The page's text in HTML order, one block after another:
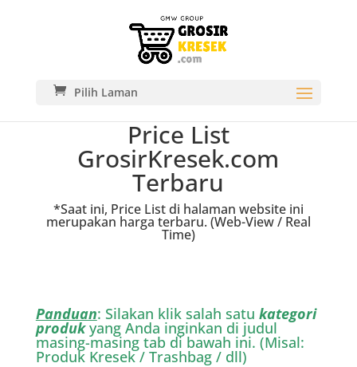
Pilih Laman
Price List
GrosirKresek.com
Terbaru
*Saat ini, Price List di halaman website ini
merupakan harga terbaru. (Web-View / Real
Time)
Panduan: Silakan klik salah satu kategori
produkyang Anda inginkan di judul
masing-masing tab di bawah ini. (Misal:
Produk Kresek / Trashbag / dll)